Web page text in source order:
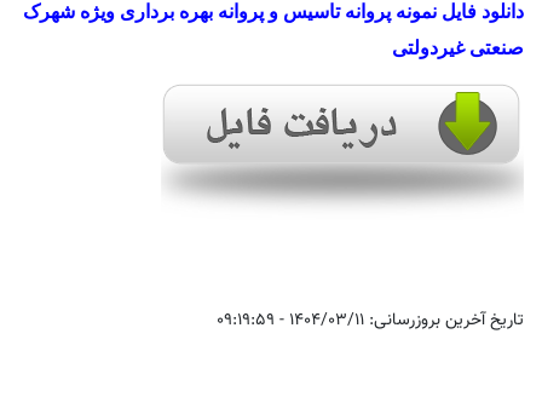
دانلود فایل نمونه پروانه تاسیس و پروانه بهره برداری ویژه شهرک
صنعتی غیردولتی
تاریخ آخرین بروزرسانی: 1404/03/11 - 09:19:59